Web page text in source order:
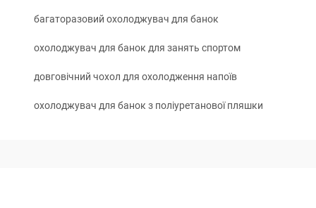
багаторазовий охолоджувач для банок
охолоджувач для банок для занять спортом
довговічний чохол для охолодження напоїв
охолоджувач для банок з поліуретанової пляшки